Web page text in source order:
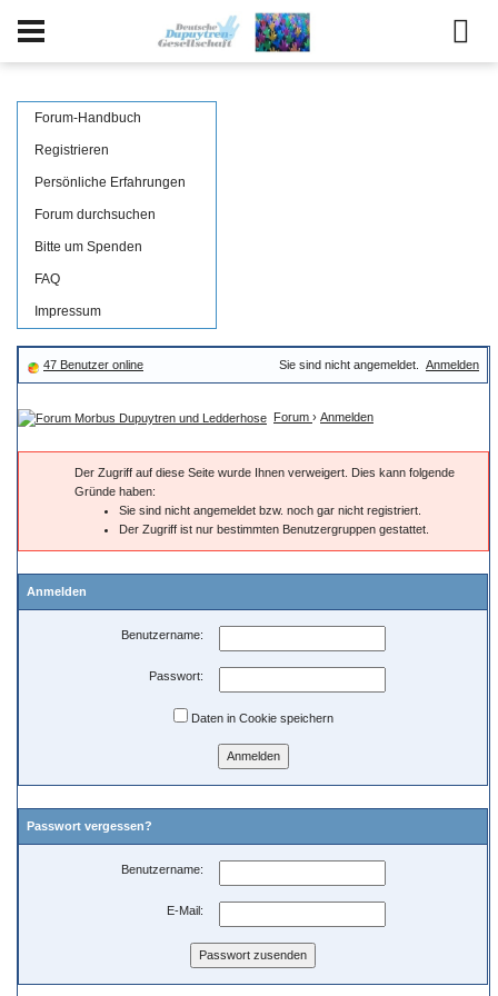
Forum-Handbuch
Registrieren
Persönliche Erfahrungen
Forum durchsuchen
Bitte um Spenden
FAQ
Impressum
47 Benutzer online Sie sind nicht angemeldet. Anmelden
Forum › Anmelden
Der Zugriff auf diese Seite wurde Ihnen verweigert. Dies kann folgende
Gründe haben:
Sie sind nicht angemeldet bzw. noch gar nicht registriert.
Der Zugriff ist nur bestimmten Benutzergruppen gestattet.
Anmelden
Benutzername:
Passwort:
Daten in Cookie speichern
Passwort vergessen?
Benutzername:
E-Mail: